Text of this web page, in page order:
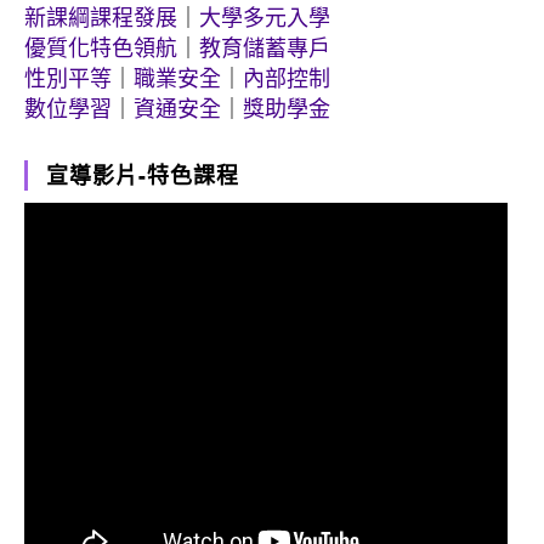
新課綱課程發展
大學多元入學
優質化特色領航
教育儲蓄專戶
性別平等
職業安全
內部控制
數位學習
資通安全 獎助學金
宣導影片-特色課程